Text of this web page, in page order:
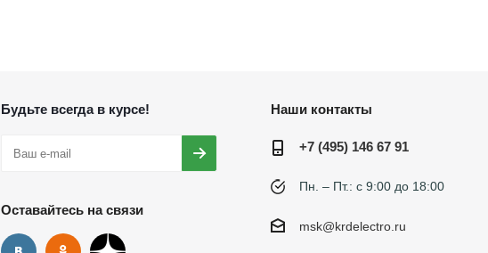
Будьте всегда в курсе!
Оставайтесь на связи
Наши контакты
+7 (495) 146 67 91
Пн. – Пт.: с 9:00 до 18:00
msk@krdelectro.ru